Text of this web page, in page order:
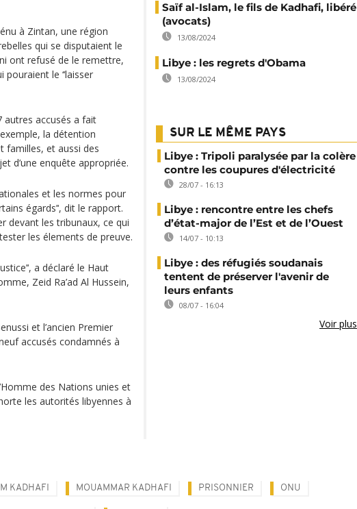
à Zintan, une région
qui se disputaient le
ont refusé de le remettre,
le ‘‘laisser
autres accusés a fait
la détention
familles, et aussi des
d’une enquête appropriée.
et les normes pour
égards’‘, dit le rapport.
devant les tribunaux, ce qui
les élements de preuve.
a déclaré le Haut
Zeid Ra’ad Al Hussein,
et l’ancien Premier
accusés condamnés à
des Nations unies et
les autorités libyennes à
Saïf al-Islam, le fils de Kadhafi, libéré
(avocats)
13/08/2024
Libye : les regrets d'Obama
13/08/2024
SUR LE MÊME PAYS
Libye : Tripoli paralysée par la colère
contre les coupures d'électricité
28/07 - 16:13
Libye : rencontre entre les chefs
d’état-major de l’Est et de l’Ouest
14/07 - 10:13
Libye : des réfugiés soudanais
tentent de préserver l'avenir de
leurs enfants
08/07 - 16:04
Voir plus
KADHAFI MOUAMMAR KADHAFI PRISONNIER ONU